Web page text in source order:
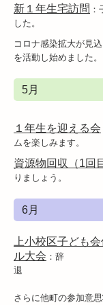
早出町花の会
お問合せ
新１年生宅訪問
した。
コロナ感染拡大が見
を活動し始めました。
5月
１年生を迎える会
ムを楽しみます。
資源物回収（1回
りましょう。
6月
上小校区子ども
ル大会 ：辞
コロナ感
さらに他町の参加意